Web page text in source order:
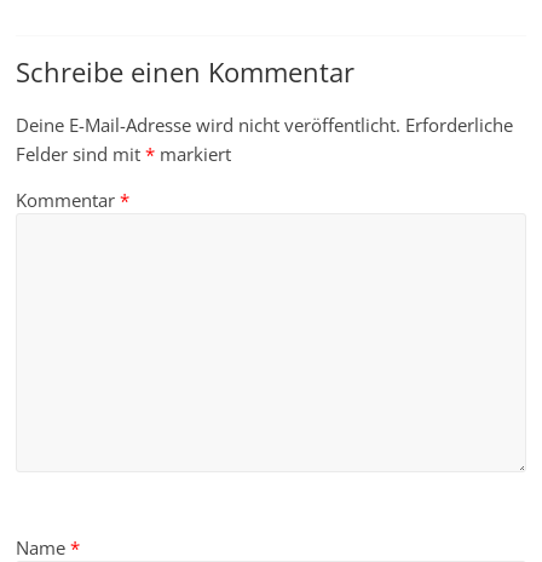
Schreibe einen Kommentar
Deine E-Mail-Adresse wird nicht veröffentlicht. Erforderliche
Felder sind mit* markiert
Kommentar*
Name*